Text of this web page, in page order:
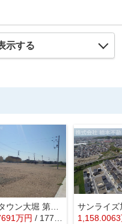
示する
ホームタウン大堀 第Ⅲ期
万円 / 177.29㎡
サンライズ
1,158.0063